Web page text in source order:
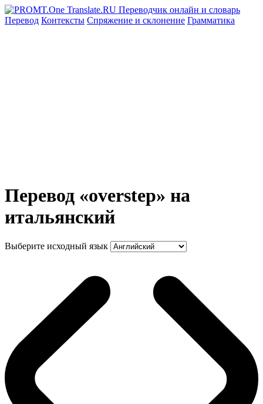
Перевод Контексты Спряжение и склонение Грамматика
Перевод «overstep» на
итальянский
Выберите исходный язык